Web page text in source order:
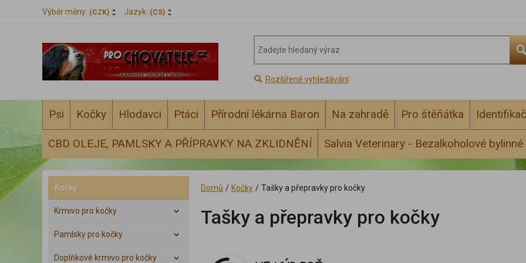
Výběr měny: (CZK) Jazyk: (CS)
Rozšířené vyhledávání
Psi Kočky Hlodavci Ptáci Přírodní lékárna Baron Na zahradě Pro štěňátka
CBD OLEJE, PAMLSKY A PŘÍPRAVKY NA ZKLIDNĚNÍ Salvia Veterinary - Bezalkoholové
Kočky
Krmivo pro kočky
Pamlsky pro kočky
Doplňkové krmivo pro kočky
Domů / Kočky / Tašky a přepravky pro kočky
Tašky a přepravky pro kočky